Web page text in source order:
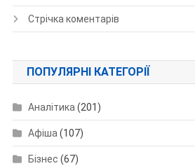
Стрічка коментарів
ПОПУЛЯРНІ КАТЕГОРІЇ
Аналітика (201)
Афіша (107)
Бізнес (67)